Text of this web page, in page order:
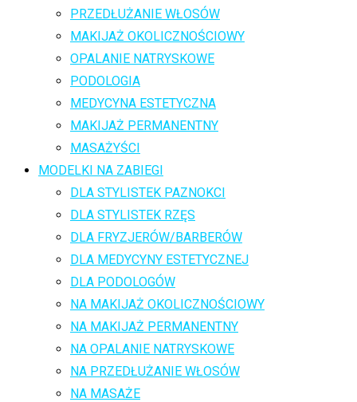
PRZEDŁUŻANIE WŁOSÓW
MAKIJAŻ OKOLICZNOŚCIOWY
OPALANIE NATRYSKOWE
PODOLOGIA
MEDYCYNA ESTETYCZNA
MAKIJAŻ PERMANENTNY
MASAŻYŚCI
MODELKI NA ZABIEGI
DLA STYLISTEK PAZNOKCI
DLA STYLISTEK RZĘS
DLA FRYZJERÓW/BARBERÓW
DLA MEDYCYNY ESTETYCZNEJ
DLA PODOLOGÓW
NA MAKIJAŻ OKOLICZNOŚCIOWY
NA MAKIJAŻ PERMANENTNY
NA OPALANIE NATRYSKOWE
NA PRZEDŁUŻANIE WŁOSÓW
NA MASAŻE